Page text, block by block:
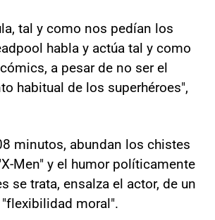
tal y como nos pedían los
habla y actúa tal y como
a pesar de no ser el
habitual de los superhéroes",
minutos, abundan los chistes
Men" y el humor políticamente
se trata, ensalza el actor, de un
moral".